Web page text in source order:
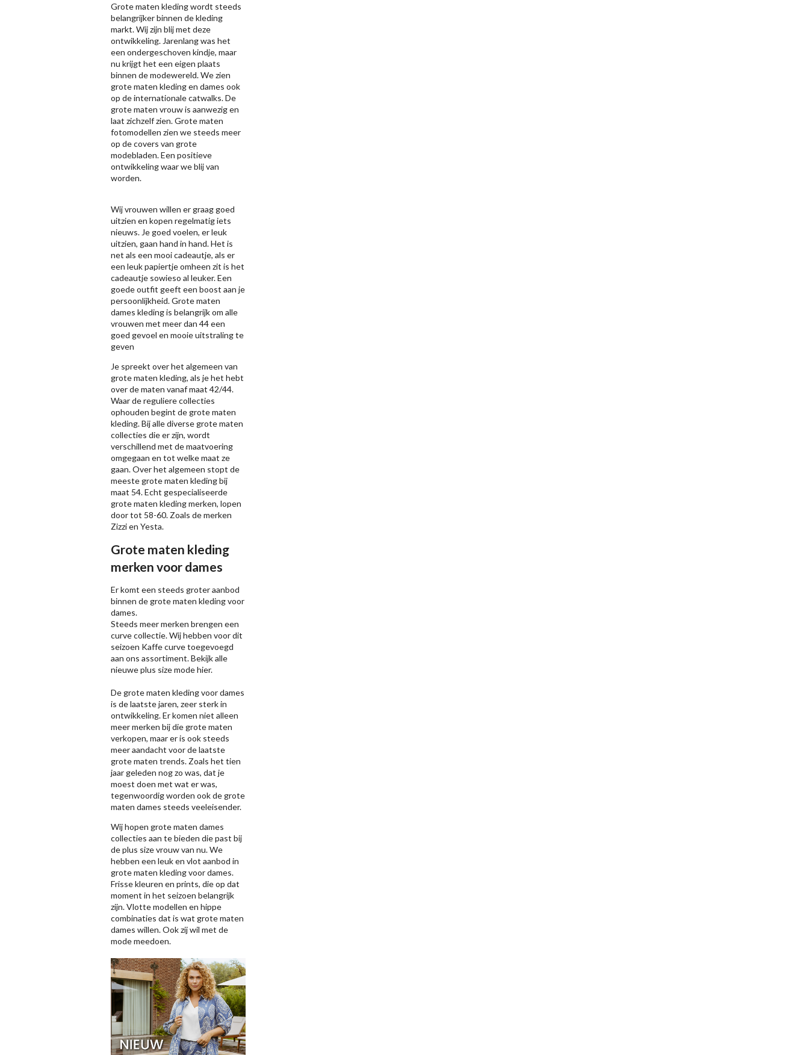
Grote maten kleding wordt steeds
belangrijker binnen de kleding
markt. Wij zijn blij met deze
ontwikkeling. Jarenlang was het
een ondergeschoven kindje, maar
nu krijgt het een eigen plaats
binnen de modewereld. We zien
grote maten kleding en dames ook
op de internationale catwalks. De
grote maten vrouw is aanwezig en
laat zichzelf zien. Grote maten
fotomodellen zien we steeds meer
op de covers van grote
modebladen. Een positieve
ontwikkeling waar we blij van
worden.
Wij vrouwen willen er graag goed
uitzien en kopen regelmatig iets
nieuws. Je goed voelen, er leuk
uitzien, gaan hand in hand. Het is
net als een mooi cadeautje, als er
een leuk papiertje omheen zit is het
cadeautje sowieso al leuker. Een
goede outfit geeft een boost aan je
persoonlijkheid. Grote maten
dames kleding is belangrijk om alle
vrouwen met meer dan 44 een
goed gevoel en mooie uitstraling te
geven
Je spreekt over het algemeen van
grote maten kleding, als je het hebt
over de maten vanaf maat 42/44.
Waar de reguliere collecties
ophouden begint de grote maten
kleding. Bij alle diverse grote maten
collecties die er zijn, wordt
verschillend met de maatvoering
omgegaan en tot welke maat ze
gaan. Over het algemeen stopt de
meeste grote maten kleding bij
maat 54. Echt gespecialiseerde
grote maten kleding merken, lopen
door tot 58-60. Zoals de merken
Zizzien Yesta.
Grote maten kleding
merken voor dames
Er komt een steeds groter aanbod
binnen de grote maten kleding voor
dames.
Steeds meer merken brengen een
curve collectie. Wij hebben voor dit
seizoen Kaffecurve toegevoegd
aan ons assortiment. Bekijk alle
nieuweplus size modehier.
De grote maten kleding voor dames
is de laatste jaren, zeer sterk in
ontwikkeling. Er komen niet alleen
meer merken bij die grote maten
verkopen, maar er is ook steeds
meer aandacht voor de laatste
grote maten trends. Zoals het tien
jaar geleden nog zo was, dat je
moest doen met wat er was,
tegenwoordig worden ook de grote
maten dames steeds veeleisender.
Wij hopen grote maten dames
collecties aan te bieden die past bij
de plus size vrouw van nu. We
hebben een leuk en vlot aanbod in
grote maten kleding voor dames.
Frisse kleuren en prints, die op dat
moment in het seizoen belangrijk
zijn. Vlotte modellen en hippe
combinaties dat is wat grote maten
dames willen. Ook zij wil met de
mode meedoen.